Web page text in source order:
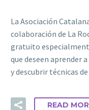
La Asociación
colaboración de La
gratuito
que deseen aprender
y descubrir técnicas
READ